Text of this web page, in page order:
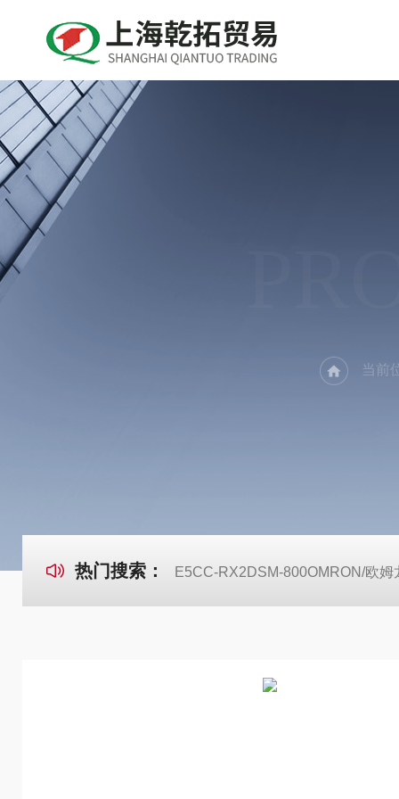
当前
热门搜索： E5CC-RX2DSM-800OMRON/欧